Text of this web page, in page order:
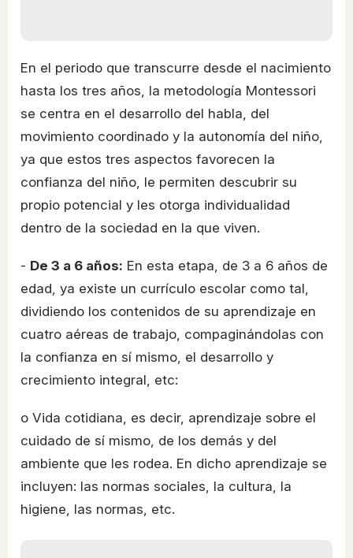
En el periodo que transcurre desde el nacimiento
hasta los tres años, la metodología Montessori
se centra en el desarrollo del habla, del
movimiento coordinado y la autonomía del niño,
ya que estos tres aspectos favorecen la
confianza del niño, le permiten descubrir su
propio potencial y les otorga individualidad
dentro de la sociedad en la que viven.
- De 3 a 6 años: En esta etapa, de 3 a 6 años de
edad, ya existe un currículo escolar como tal,
dividiendo los contenidos de su aprendizaje en
cuatro aéreas de trabajo, compaginándolas con
la confianza en sí mismo, el desarrollo y
crecimiento integral, etc:
o Vida cotidiana, es decir, aprendizaje sobre el
cuidado de sí mismo, de los demás y del
ambiente que les rodea. En dicho aprendizaje se
incluyen: las normas sociales, la cultura, la
higiene, las normas, etc.